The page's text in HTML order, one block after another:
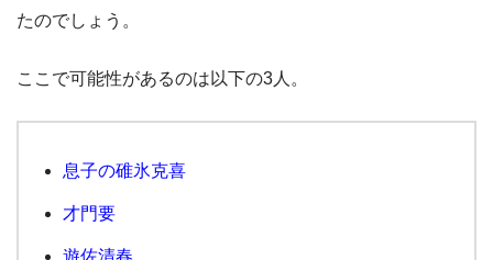
たのでしょう。
ここで可能性があるのは以下の3人。
息子の碓氷克喜
才門要